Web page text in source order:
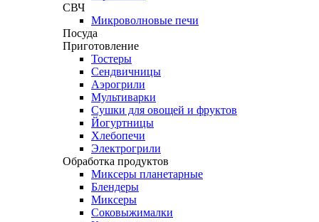
СВЧ
Микроволновые печи
Посуда
Приготовление
Тостеры
Сендвичницы
Аэрогрили
Мультиварки
Сушки для овощей и фруктов
Йогуртницы
Хлебопечи
Электрогрили
Обработка продуктов
Миксеры планетарные
Блендеры
Миксеры
Соковыжималки